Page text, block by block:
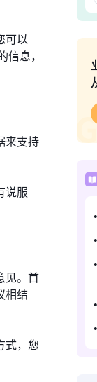
可以
息，
来支持
说服
见。首
相结
式，您